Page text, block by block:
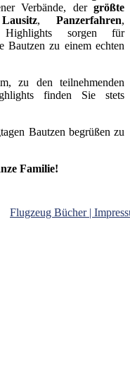
Verbände, der größte
,Panzerfahren,
sorgen für
Bautzen zu einem echten
zu den teilnehmenden
finden Sie stets
Bautzen begrüßen zu
Familie!
Flugzeug Bücher |